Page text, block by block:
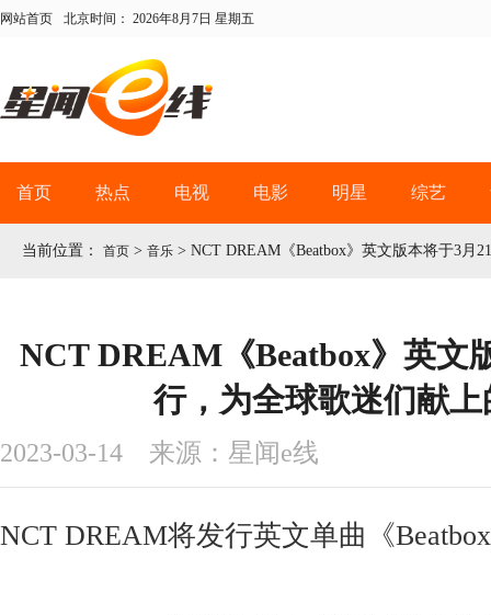
网站首页 北京时间： 2026年8月7日 星期五
首页 热点 电视 电影 明星 综艺
当前位置： 首页 > 音乐 > NCT DREAM《Beatbox》英文版本将于3月
NCT DREAM《Beatbox》英文
行，为全球歌迷们献
2023-03-14 来源：星闻e线
NCT DREAM将发行英文单曲《Beatbox